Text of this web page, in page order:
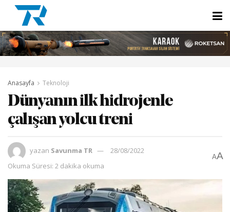
Anasayfa Teknoloji
Dünyanın ilk hidrojenle
çalışan yolcu treni
yazan Savunma TR
28/08/2022
Okuma Süresi: 2 dakika okuma
AA